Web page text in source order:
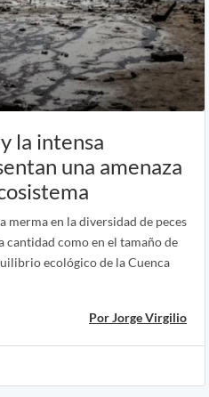
la intensa
una amenaza
merma en la diversidad de peces
cantidad como en el tamaño de
ecológico de la Cuenca
Por Jorge Virgilio